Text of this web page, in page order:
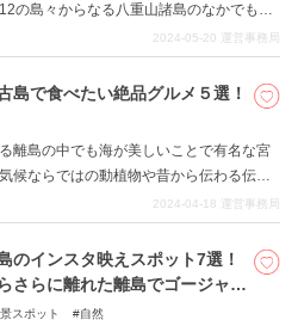
12の島々からなる八重山諸島のなかでも、
や、誰もが魅了されるエメラルドグリー
自然がみちあふれています。 そこで今
の魅力的な観光スポット」を9つご紹介いた
ストレスを忘れさせてくれる景色など、
い特別なスポットばかりですので、ぜひ
2024-05-20 運営事務局
島で食べたい絶品グルメ５選！
離島の中でも海が美しいことで有名な宮
候ならではの動植物や昔から伝わる伝統
びりとした時間の流れるまち並みなど魅力
す。そんな宮古島でおすすめグルメスポ
介します。
2024-04-18 運営事務局
のインスタ映えスポット7選！
さらに離れた離島でゴージャス
スポット 自然